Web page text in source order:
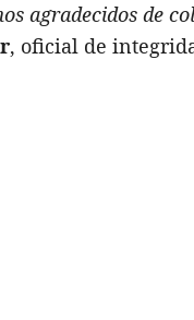
agradecidos de
, oficial de